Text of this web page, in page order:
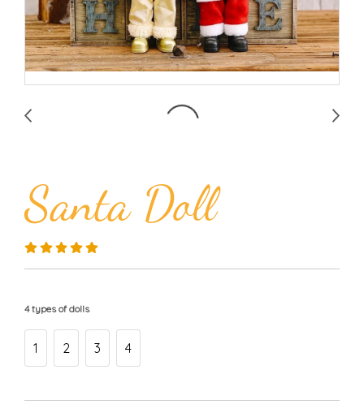
Santa Doll
4 types of dolls
1 2 3 4